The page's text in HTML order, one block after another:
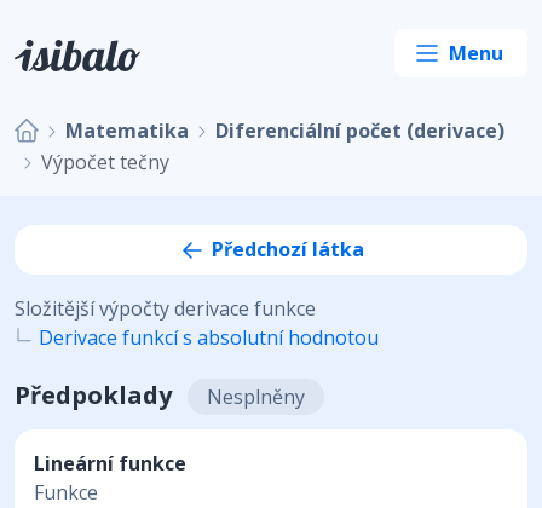
Matematika
Diferenciální počet (derivace)
Výpočet tečny
Předchozí látka
Složitější výpočty derivace funkce
Derivace funkcí s absolutní hodnotou
Předpoklady Nesplněny
Lineární funkce
Funkce